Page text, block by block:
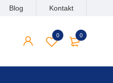
Blog Kontakt
0
0